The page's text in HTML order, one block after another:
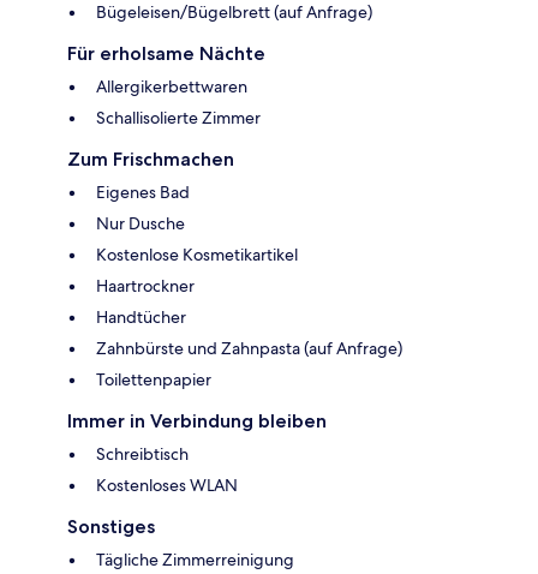
Bügeleisen/Bügelbrett (auf Anfrage)
Für erholsame Nächte
Allergikerbettwaren
Schallisolierte Zimmer
Zum Frischmachen
Eigenes Bad
Nur Dusche
Kostenlose Kosmetikartikel
Haartrockner
Handtücher
Zahnbürste und Zahnpasta (auf Anfrage)
Toilettenpapier
Immer in Verbindung bleiben
Schreibtisch
Kostenloses WLAN
Sonstiges
Tägliche Zimmerreinigung